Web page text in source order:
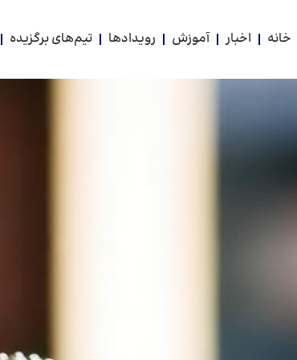
خانه اخبار آموزش رویدادها تیم‌های برگزیده